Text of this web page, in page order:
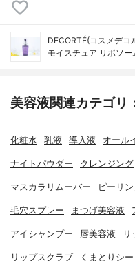
DECORTÉ(コスメデコ
モイスチュア リポソー
美容液関連カテゴリ
化粧水 乳液 導入液 オール
ナイトパウダー クレンジング
マスカラリムーバー ピーリ
毛穴スプレー まつげ美容液
アイシャンプー 唇美容液 リ
リップスクラブ くまとりシ